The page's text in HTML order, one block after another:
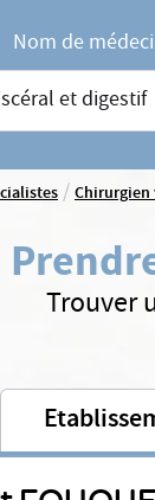
Nom de
ou un
/
Trouver